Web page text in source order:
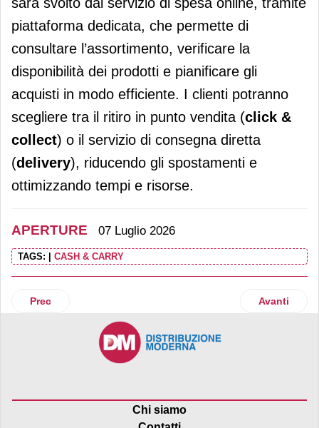
piattaforma dedicata, che permette di
consultare l’assortimento, verificare la
disponibilità dei prodotti e pianificare gli
acquisti in modo efficiente. I clienti potranno
scegliere tra il ritiro in punto vendita (click &
collect) o il servizio di consegna diretta
(delivery), riducendo gli spostamenti e
ottimizzando tempi e risorse.
APERTURE 07 Luglio 2026
TAGS: CASH & CARRY
Articolo precedente: Cisalfa Sport cresce in provincia di
Prec Articolo
Avanti
Chi siamo